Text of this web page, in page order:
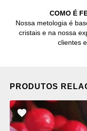
COMO É
Nossa metologia é
cristais e na nossa
clientes
PRODUTOS
ADICIONAR